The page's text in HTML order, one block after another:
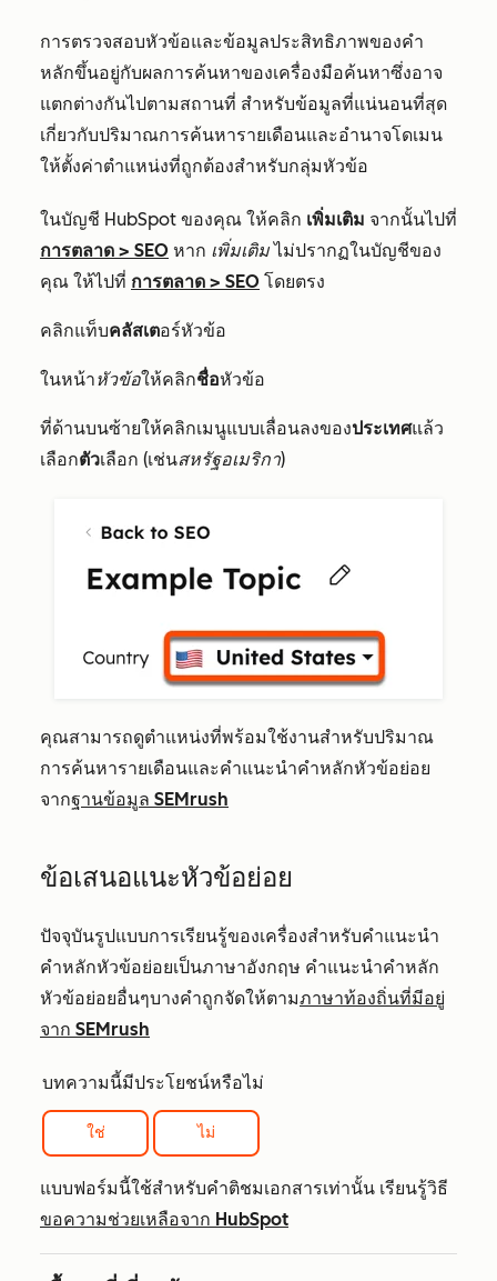
การตรวจสอบหัวข้อและข้อมูลประสิทธิภาพของคำ
หลักขึ้นอยู่กับผลการค้นหาของเครื่องมือค้นหาซึ่งอาจ
แตกต่างกันไปตามสถานที่ สำหรับข้อมูลที่แน่นอนที่สุด
เกี่ยวกับปริมาณการค้นหารายเดือนและอำนาจโดเมน
ให้ตั้งค่าตำแหน่งที่ถูกต้องสำหรับกลุ่มหัวข้อ
ในบัญชี HubSpot ของคุณ ให้คลิก เพิ่มเติม จากนั้นไปที่
การตลาด > SEO หาก เพิ่มเติมไม่ปรากฏในบัญชีของ
คุณ ให้ไปที่ การตลาด > SEO โดยตรง
คลิกแท็บคลัสเตอร์หัวข้อ
ในหน้าหัวข้อให้คลิกชื่อหัวข้อ
ที่ด้านบนซ้ายให้คลิกเมนูแบบเลื่อนลงของประเทศแล้ว
เลือกตัวเลือก (เช่นสหรัฐอเมริกา)
คุณสามารถดูตำแหน่งที่พร้อมใช้งานสำหรับปริมาณ
การค้นหารายเดือนและคำแนะนำคำหลักหัวข้อย่อย
จากฐานข้อมูล SEMrush
ข้อเสนอแนะหัวข้อย่อย
ปัจจุบันรูปแบบการเรียนรู้ของเครื่องสำหรับคำแนะนำ
คำหลักหัวข้อย่อยเป็นภาษาอังกฤษ คำแนะนำคำหลัก
หัวข้อย่อยอื่นๆบางคำถูกจัดให้ตามภาษาท้องถิ่นที่มีอยู่
จาก SEMrush
บทความนี้มีประโยชน์หรือไม่
ใช่ ไม่
แบบฟอร์มนี้ใช้สำหรับคำติชมเอกสารเท่านั้น เรียนรู้วิธี
ขอความช่วยเหลือจาก HubSpot